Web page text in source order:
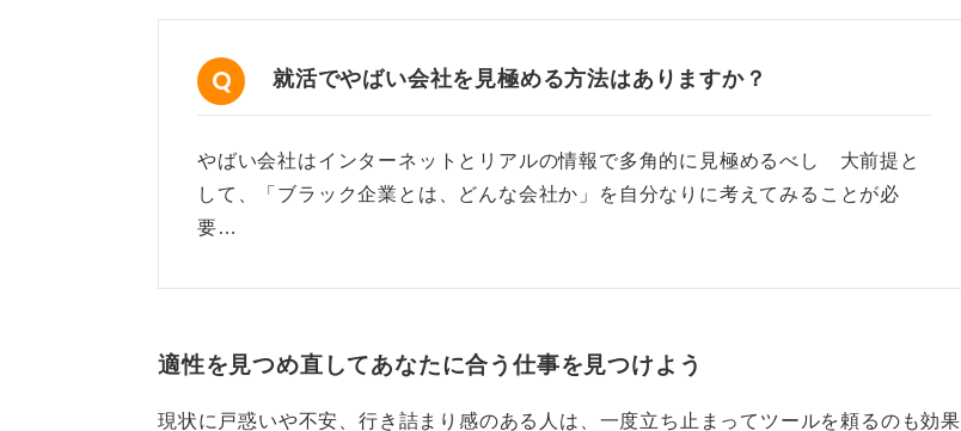
就活でやばい会社を見極める方法はありますか？
やばい会社はインターネットとリアルの情報で多角的に見極めるべし 大前提と
して、「ブラック企業とは、どんな会社か」を自分なりに考えてみることが必
要…
適性を見つめ直してあなたに合う仕事を見つけよう
現状に戸惑いや不安、行き詰まり感のある人は、一度立ち止まってツールを頼るのも効果